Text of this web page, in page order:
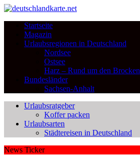
Startseite
Magazin
Urlaubsregionen in Deutschland
Nordsee
Ostsee
Harz – Rund um den Brocken
Bundesländer
Sachsen-Anhalt
Urlaubsratgeber
Koffer packen
Urlaubsarten
Städtereisen in Deutschland
News Ticker